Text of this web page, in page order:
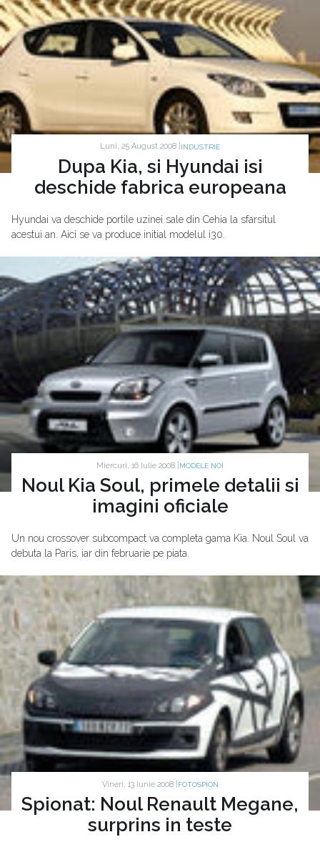
Luni, 25 August 2008 | INDUSTRIE
Dupa Kia, si Hyundai isi
deschide fabrica europeana
Hyundai va deschide portile uzinei sale din Cehia la sfarsitul
acestui an. Aici se va produce initial modelul i30.
Miercuri, 16 Iulie 2008 | MODELE NOI
Noul Kia Soul, primele detalii si
imagini oficiale
Un nou crossover subcompact va completa gama Kia. Noul Soul va
debuta la Paris, iar din februarie pe piata.
Vineri, 13 Iunie 2008 | FOTOSPION
Spionat: Noul Renault Megane,
surprins in teste